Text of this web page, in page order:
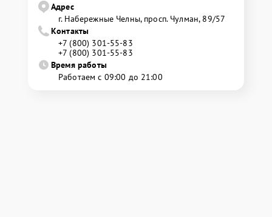
Адрес
г. Набережные Челны, просп. Чулман, 89/57
Контакты
+7 (800) 301-55-83
+7 (800) 301-55-83
Время работы
Работаем с 09:00 до 21:00